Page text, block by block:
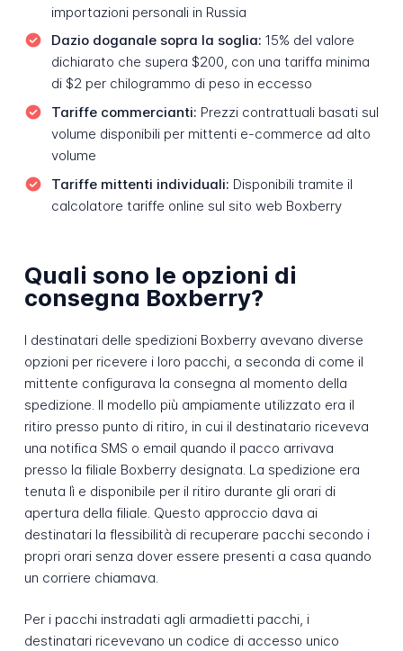
importazioni personali in Russia
Dazio doganale sopra la soglia: 15% del valore
dichiarato che supera $200, con una tariffa minima
di $2 per chilogrammo di peso in eccesso
Tariffe commercianti: Prezzi contrattuali basati sul
volume disponibili per mittenti e-commerce ad alto
volume
Tariffe mittenti individuali: Disponibili tramite il
calcolatore tariffe online sul sito web Boxberry
Quali sono le opzioni di
consegna Boxberry?
I destinatari delle spedizioni Boxberry avevano diverse
opzioni per ricevere i loro pacchi, a seconda di come il
mittente configurava la consegna al momento della
spedizione. Il modello più ampiamente utilizzato era il
ritiro presso punto di ritiro, in cui il destinatario riceveva
una notifica SMS o email quando il pacco arrivava
presso la filiale Boxberry designata. La spedizione era
tenuta lì e disponibile per il ritiro durante gli orari di
apertura della filiale. Questo approccio dava ai
destinatari la flessibilità di recuperare pacchi secondo i
propri orari senza dover essere presenti a casa quando
un corriere chiamava.
Per i pacchi instradati agli armadietti pacchi, i
destinatari ricevevano un codice di accesso unico